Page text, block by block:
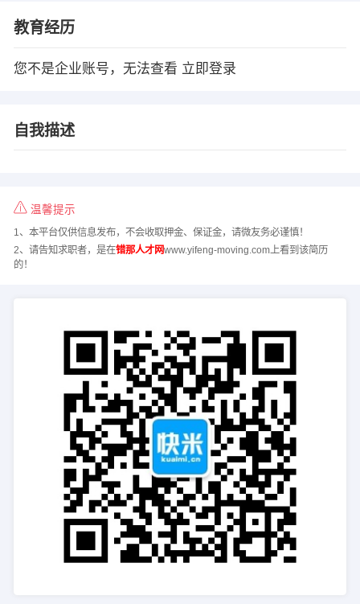
教育经历
您不是企业账号，无法查看 立即登录
自我描述
温馨提示
1、本平台仅供信息发布，不会收取押金、保证金，请微友务必谨慎！
2、请告知求职者，是在错那人才网www.yifeng-moving.com上看到该简历
的！